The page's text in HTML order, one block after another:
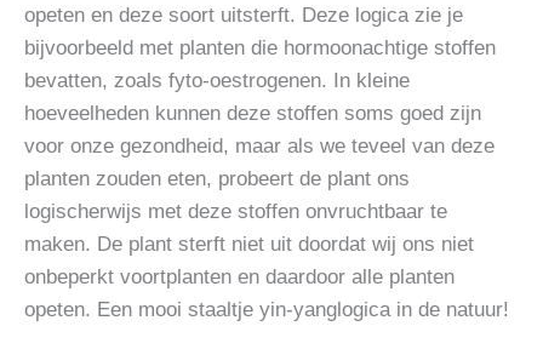
opeten en deze soort uitsterft. Deze logica zie je
bijvoorbeeld met planten die hormoonachtige stoffen
bevatten, zoals fyto-oestrogenen. In kleine
hoeveelheden kunnen deze stoffen soms goed zijn
voor onze gezondheid, maar als we teveel van deze
planten zouden eten, probeert de plant ons
logischerwijs met deze stoffen onvruchtbaar te
maken. De plant sterft niet uit doordat wij ons niet
onbeperkt voortplanten en daardoor alle planten
opeten. Een mooi staaltje yin-yanglogica in de natuur!